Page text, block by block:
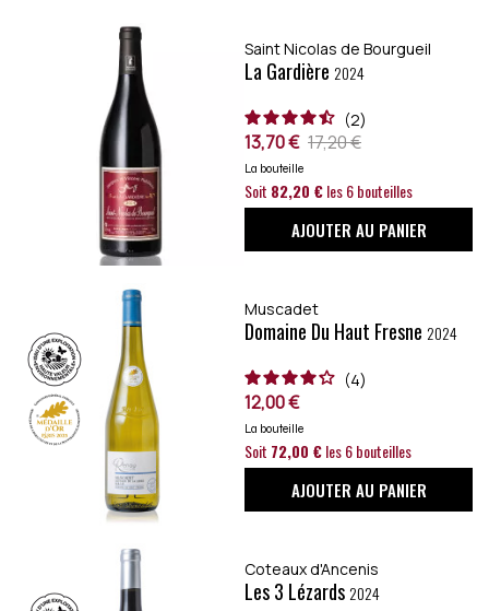
Saint Nicolas de Bourgueil
La Gardière 2024
2
13,70 € 17,20 €
La bouteille
Soit 82,20 €les 6 bouteilles
AJOUTER AU PANIER
Muscadet
Domaine Du Haut Fresne 2024
4
12,00 €
La bouteille
Soit 72,00 €les 6 bouteilles
AJOUTER AU PANIER
Coteaux d'Ancenis
Les 3 Lézards 2024